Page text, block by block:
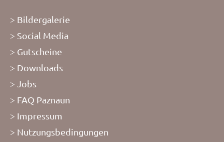
Bildergalerie
Social Media
Gutscheine
Downloads
Jobs
FAQ Paznaun
Impressum
Nutzungsbedingungen